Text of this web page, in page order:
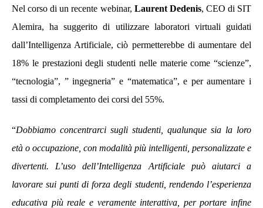
Nel corsodi un recente webinar, Laurent Dedenis, CEO di SIT
Alemira, ha suggerito di utilizzare laboratori virtuali guidati
dall’Intelligenza Artificiale, ciò permetterebbe di aumentare del
18% le prestazioni degli studenti nelle materie come “scienze”,
“tecnologia”, ” ingegneria” e “matematica”, e per aumentare i
tassi di completamento dei corsi del 55%.
“Dobbiamo concentrarci sugli studenti, qualunque sia la loro
età o occupazione, con modalità più intelligenti, personalizzate e
divertenti. L’uso dell’Intelligenza Artificiale può aiutarci a
lavorare sui punti di forza degli studenti, rendendo l’esperienza
educativa più reale e veramente interattiva, per portare infine